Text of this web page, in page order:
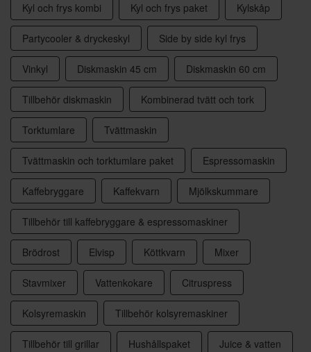
Kyl och frys kombi Kyl och frys paket Kylskåp
Partycooler & dryckeskyl Side by side kyl frys
Vinkyl Diskmaskin 45 cm Diskmaskin 60 cm
Tillbehör diskmaskin Kombinerad tvätt och tork
Torktumlare Tvättmaskin
Tvättmaskin och torktumlare paket Espressomaskin
Kaffebryggare Kaffekvarn Mjölkskummare
Tillbehör till kaffebryggare & espressomaskiner
Brödrost Elvisp Köttkvarn Mixer
Stavmixer Vattenkokare Citruspress
Kolsyremaskin Tillbehör kolsyremaskiner
Tillbehör till grillar Hushållspaket Juice & vatten